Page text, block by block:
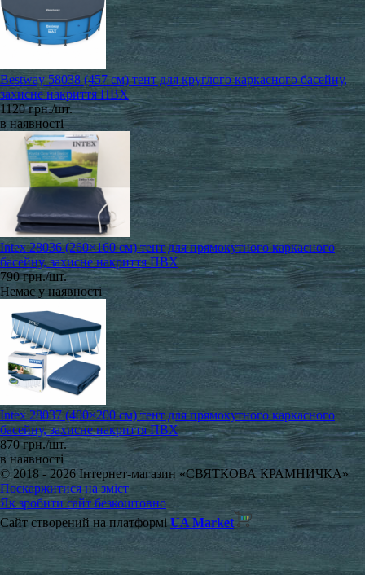
Bestway 58038 (457 см) тент для круглого каркасного басейну,
захисне накриття ПВХ
1120 грн./шт.
в наявності
Intex 28036 (260×160 см) тент для прямокутного каркасного
басейну, захисне накриття ПВХ
790 грн./шт.
Немає у наявності
Intex 28037 (400×200 см) тент для прямокутного каркасного
басейну, захисне накриття ПВХ
870 грн./шт.
в наявності
© 2018 - 2026 Інтернет-магазин «СВЯТКОВА КРАМНИЧКА»
Поскаржитися на зміст
Як зробити сайт безкоштовно
Сайт створений на платформіUA Market